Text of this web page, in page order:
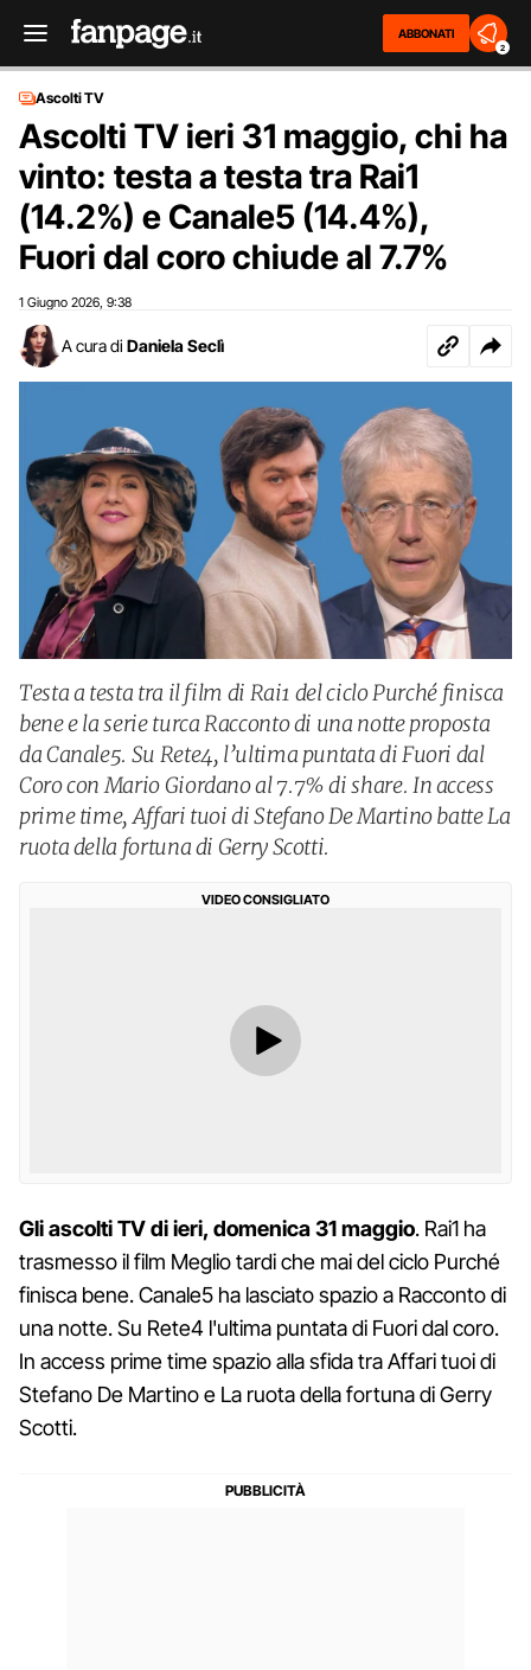
ABBONATI
2
Ascolti TV
Ascolti TV ieri 31 maggio, chi ha
vinto: testa a testa tra Rai1
(14.2%) e Canale5 (14.4%),
Fuori dal coro chiude al 7.7%
1 Giugno 2026 9:38
A cura di Daniela Seclì
Testa a testa tra il film di Rai1 del ciclo Purché finisca
bene e la serie turca Racconto di una notte proposta
da Canale5. Su Rete4, l’ultima puntata di Fuori dal
Coro con Mario Giordano al 7.7% di share. In access
prime time, Affari tuoi di Stefano De Martino batte La
ruota della fortuna di Gerry Scotti.
VIDEO CONSIGLIATO
Gli ascolti TV di ieri, domenica 31 maggio. Rai1 ha
trasmesso il film Meglio tardi che mai del ciclo Purché
finisca bene. Canale5 ha lasciato spazio a Racconto di
una notte. Su Rete4 l'ultima puntata di Fuori dal coro.
In access prime time spazio alla sfida tra Affari tuoi di
Stefano De Martino e La ruota della fortuna di Gerry
Scotti.